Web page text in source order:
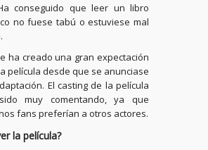
conseguido que leer un libro
no fuese tabú o estuviese mal
ha creado una gran expectación
película desde que se anunciase
El casting de la película
muy comentando, ya que
fans preferían a otros actores.
la película?